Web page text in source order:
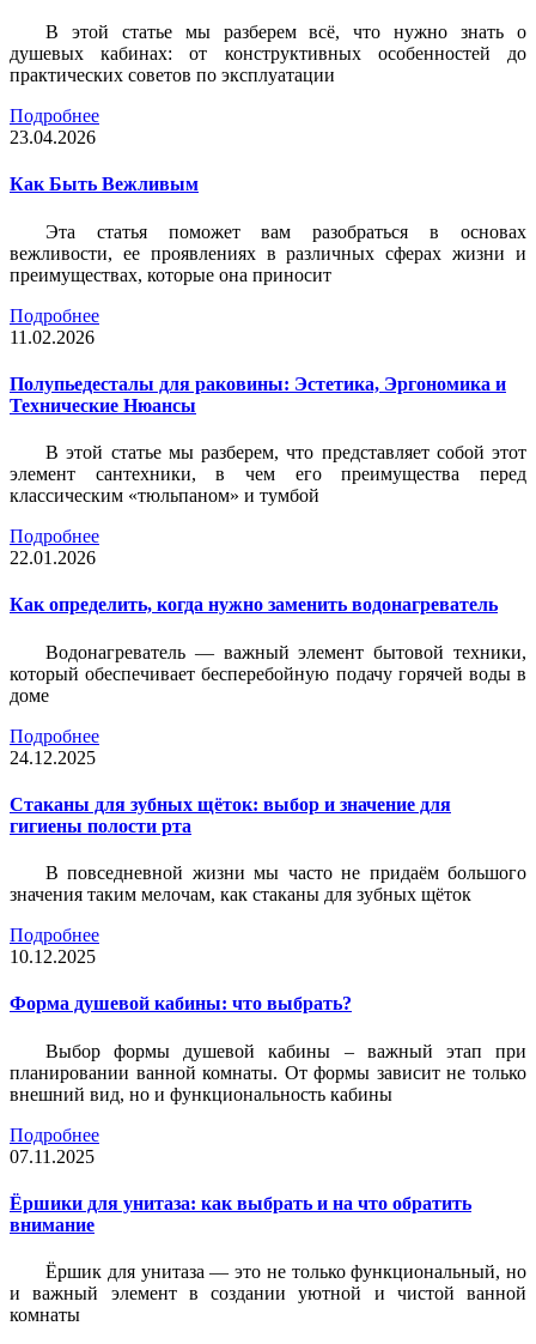
В этой статье мы разберем всё, что нужно знать о
душевых кабинах: от конструктивных особенностей до
практических советов по эксплуатации
Подробнее
23.04.2026
Как Быть Вежливым
Эта статья поможет вам разобраться в основах
вежливости, ее проявлениях в различных сферах жизни и
преимуществах, которые она приносит
Подробнее
11.02.2026
Полупьедесталы для раковины: Эстетика, Эргономика и
Технические Нюансы
В этой статье мы разберем, что представляет собой этот
элемент сантехники, в чем его преимущества перед
классическим «тюльпаном» и тумбой
Подробнее
22.01.2026
Как определить, когда нужно заменить водонагреватель
Водонагреватель — важный элемент бытовой техники,
который обеспечивает бесперебойную подачу горячей воды в
доме
Подробнее
24.12.2025
Стаканы для зубных щёток: выбор и значение для
гигиены полости рта
В повседневной жизни мы часто не придаём большого
значения таким мелочам, как стаканы для зубных щёток
Подробнее
10.12.2025
Форма душевой кабины: что выбрать?
Выбор формы душевой кабины – важный этап при
планировании ванной комнаты. От формы зависит не только
внешний вид, но и функциональность кабины
Подробнее
07.11.2025
Ёршики для унитаза: как выбрать и на что обратить
внимание
Ёршик для унитаза — это не только функциональный, но
и важный элемент в создании уютной и чистой ванной
комнаты